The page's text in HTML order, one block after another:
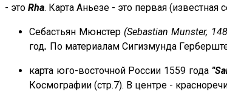
- это Rha. Карта Аньезе - это первая (известная
Себастьян Мюнстер (Sebastian Munster,
год. По материалам Сигизмунда
карта юго-восточной России 1559 года
Космографии (стр.7). В центре -